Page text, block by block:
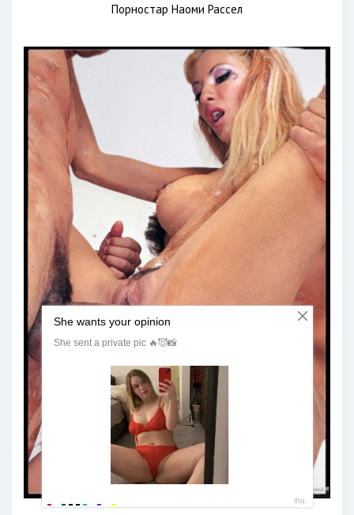
Порностар Наоми Рассел